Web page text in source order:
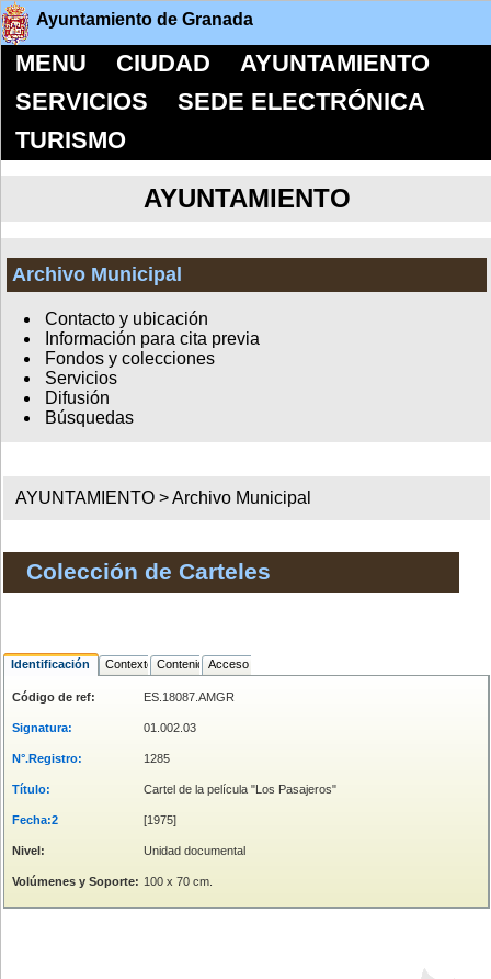
Ayuntamiento de Granada
MENU CIUDAD
AYUNTAMIENTO
SERVICIOS
SEDE ELECTRÓNICA
TURISMO
AYUNTAMIENTO
Archivo Municipal
Contacto y ubicación
Información para cita previa
Fondos y colecciones
Servicios
Difusión
Búsquedas
AYUNTAMIENTO >Archivo Municipal
Colección de Carteles
Identificación Contexto ContenidoAcceso
Código de ref: ES.18087.AMGR
Signatura: 01.002.03
N°.Registro: 1285
Título: Cartel de la película "Los Pasajeros"
Fecha:2 [1975]
Nivel: Unidad documental
Volúmenes y Soporte: 100 x 70 cm.